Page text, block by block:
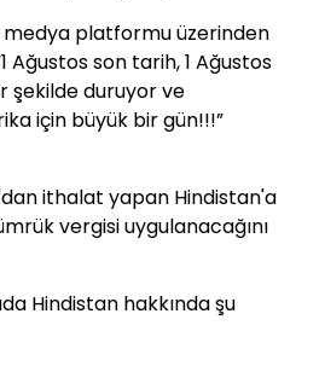
medya platformu üzerinden
Ağustos son tarih, 1 Ağustos
şekilde duruyor ve
için büyük bir gün!!!”
ithalat yapan Hindistan'a
vergisi uygulanacağını
Hindistan hakkında şu